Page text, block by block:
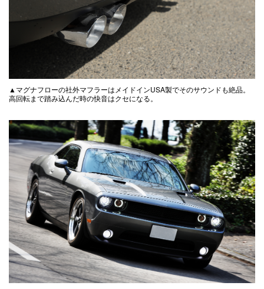
▲マグナフローの社外マフラーはメイドインUSA製でそのサウンドも絶品。
高回転まで踏み込んだ時の快音はクセになる。